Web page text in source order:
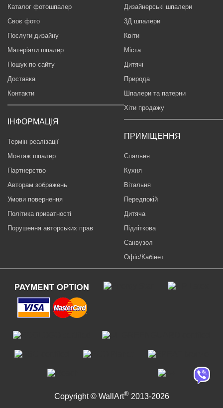
Каталог фотошпалер
Своє фото
Послуги дизайну
Матеріали шпалер
Пошук по сайту
Доставка
Контакти
ІНФОРМАЦІЯ
Термін реалізації
Монтаж шпалер
Партнерство
Авторам зображень
Умови повернення
Політика приватності
Порушення авторських прав
Дизайнерські шпалери
3Д шпалери
Квіти
Міста
Дитячі
Природа
Шпалери та патерни
Хіти продажу
ПРИМІЩЕННЯ
Спальня
Кухня
Вітальня
Передпокій
Дитяча
Підліткова
Санвузол
Офіс/Кабінет
Copyright © WallArt®2013-2026